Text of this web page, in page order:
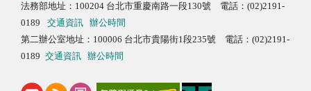
法務部地址：100204 台北市重慶南路一段130號 電話：(02)2191-
0189
交通資訊
辦公時間
第二辦公室地址：100006 台北市貴陽街1段235號 電話：(02)2191-
0189 交通資訊 辦公時間